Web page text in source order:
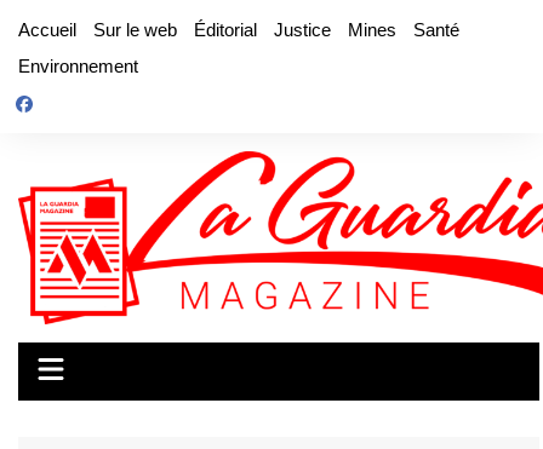
contenu
Accueil Sur le web Éditorial Justice Mines
Santé
Environnement